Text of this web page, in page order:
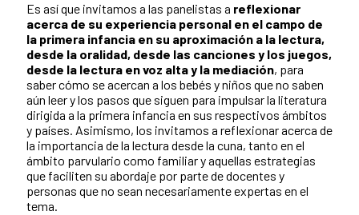
Es así que invitamos a las panelistas a reflexionar
acerca de su experiencia personal en el campo de
la primera infancia en su aproximación a la lectura,
desde la oralidad, desde las canciones y los juegos,
desde la lectura en voz alta y la mediación, para
saber cómo se acercan a los bebés y niños que no saben
aún leer y los pasos que siguen para impulsar la literatura
dirigida a la primera infancia en sus respectivos ámbitos
y países. Asimismo, los invitamos a reflexionar acerca de
la importancia de la lectura desde la cuna, tanto en el
ámbito parvulario como familiar y aquellas estrategias
que faciliten su abordaje por parte de docentes y
personas que no sean necesariamente expertas en el
tema.